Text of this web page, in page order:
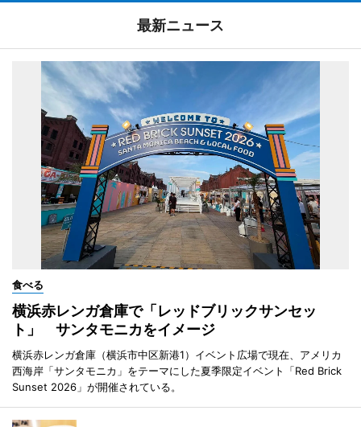
最新ニュース
食べる
横浜赤レンガ倉庫で「レッドブリックサンセッ
ト」 サンタモニカをイメージ
横浜赤レンガ倉庫（横浜市中区新港1）イベント広場で現在、アメリカ
西海岸「サンタモニカ」をテーマにした夏季限定イベント「Red Brick
Sunset 2026」が開催されている。